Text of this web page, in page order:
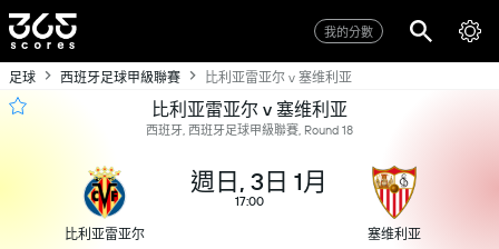
我的分數
足球 西班牙足球甲級聯賽 比利亚雷亚尔 v 塞维利亚
比利亚雷亚尔 v 塞维利亚
西班牙, 西班牙足球甲級聯賽, Round 18
比利亚雷亚尔
週日, 3日 1月
17:00
塞维利亚